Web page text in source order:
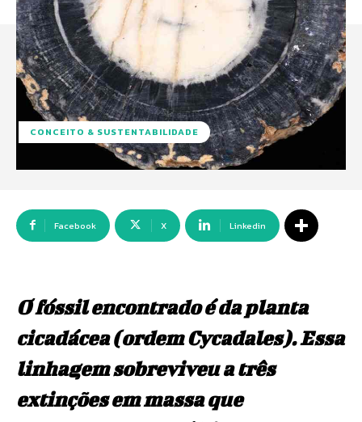
CONCEITO & SUSTENTABILIDADE
Facebook X Linkedin
O fóssil encontrado é da planta
cicadácea (ordem Cycadales). Essa
linhagem sobreviveu a três
extinções em massa que